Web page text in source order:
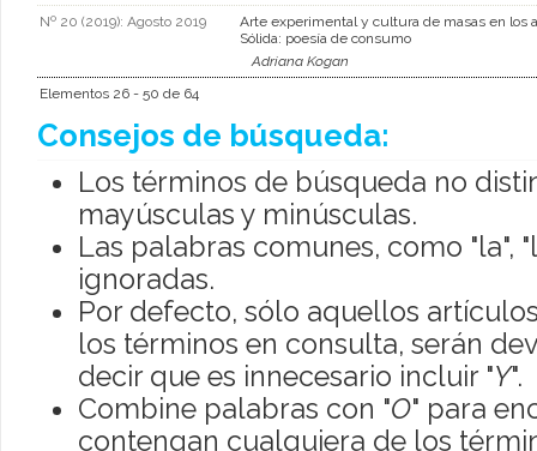
Nº 20 (2019): Agosto 2019
Arte experimental y cultura de masas en los
Sólida: poesía de consumo
Adriana Kogan
Elementos 26 - 50 de 64
Consejos de búsqueda:
Los términos de búsqueda no
mayúsculas y minúsculas.
Las palabras comunes, como "la",
ignoradas.
Por defecto, sólo aquellos
los términos en consulta, serán
decir que es innecesario incluir "Y".
Combine palabras con "O" para
contengan cualquiera de los